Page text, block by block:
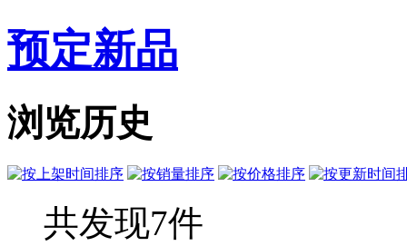
预定新品
浏览历史
共发现7件